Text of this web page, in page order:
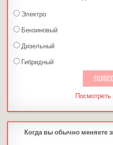
Электро
Бензиновый
Дизельный
Гибридный
Посмотреть
Когда вы обычно меняете